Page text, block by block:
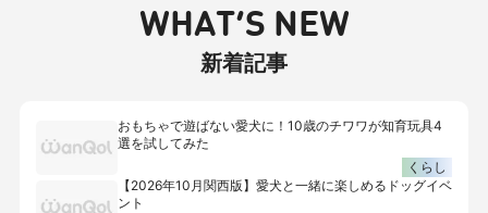
WHAT’S NEW
新着記事
おもちゃで遊ばない愛犬に！10歳のチワワが知育玩具4
選を試してみた
くらし
【2026年10月関西版】愛犬と一緒に楽しめるドッグイベ
ント